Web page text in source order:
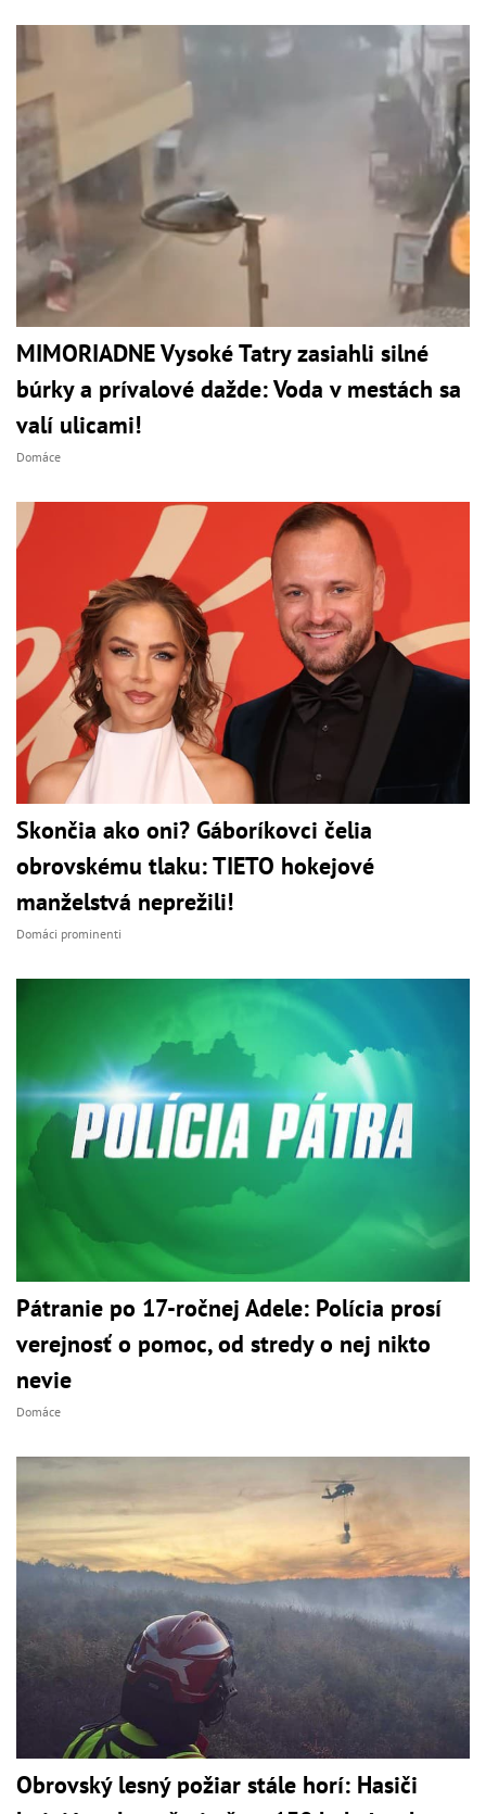
MIMORIADNE Vysoké Tatry zasiahli silné
búrky a prívalové dažde: Voda v mestách sa
valí ulicami!
Domáce
Skončia ako oni? Gáboríkovci čelia
obrovskému tlaku: TIETO hokejové
manželstvá neprežili!
Domáci prominenti
Pátranie po 17-ročnej Adele: Polícia prosí
verejnosť o pomoc, od stredy o nej nikto
nevie
Domáce
Obrovský lesný požiar stále horí: Hasiči